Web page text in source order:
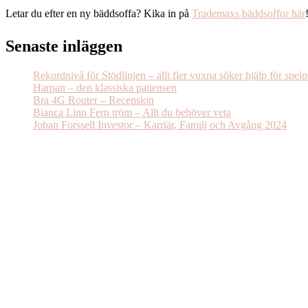
Letar du efter en ny bäddsoffa? Kika in på Trademaxs bäddsoffor här!
Senaste inläggen
Rekordnivå för Stödlinjen – allt fler vuxna söker hjälp för
Harpan – den klassiska patiensen
Bra 4G Router – Recension
Bianca Linn Fern tröm – Allt du behöver veta
Johan Forssell Investor – Karriär, Familj och Avgång 2024